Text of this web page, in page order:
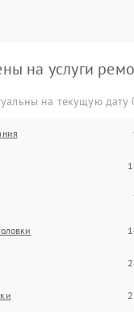
на услуги
на текущую дату